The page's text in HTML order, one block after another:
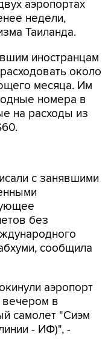
Таиланда.
иностранцам
месяца. Им
номера в
на расходы из
с занявшими
без
сообщила
аэропорт
самолет "Сиэм
- ИФ)", -
Таиланда.